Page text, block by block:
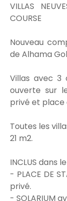
VILLAS
COURSE
Nouveau
de Alhama
Villas avec 3
ouverte sur
privé et place
Toutes les
21 m2.
INCLUS dans
- PLACE DE
privé.
- SOLARIUM